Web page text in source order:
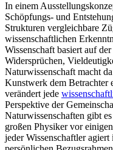
In einem
Schöpfungs- und
Strukturen vergleichbare
wissenschaftlichen
Wissenschaft basiert auf
Widersprüchen,
Naturwissenschaft macht
Kunstwerk dem Betrachter
verändert jede
Perspektive der
Naturwissenschaften gibt
großen Physiker vor
jeder Wissenschaftler